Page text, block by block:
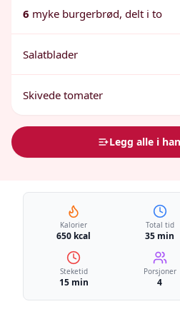
6 myke burgerbrød, delt i to
Salatblader
Skivede tomater
Legg alle i
Kalorier
650 kcal
Total tid
35 min
Steketid
15 min
Porsjoner
4